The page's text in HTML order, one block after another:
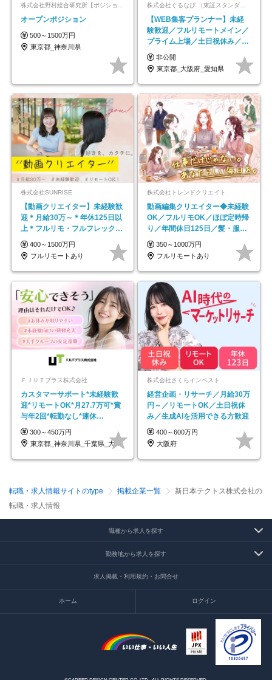
オープンポジション
500～1500万円
東京都_神奈川県
株式会社ぐるなび （東証スタンダード上場）
【WEB集客プランナー】未経
験歓迎／フルリモートメイン／
プライム上場／土日祝休み／東
京・大阪・名古屋
非公開
東京都_大阪府_愛知県
株式会社SUNRISE
【動画クリエイター】未経験歓
迎＊月給30万～＊年休125日以
上＊フルリモ・フルフレックス
◆10名の採用が決定◆
400～1500万円
フルリモートあり
株式会社トレンドクリエイト
動画編集クリエイター◆未経験
OK／フルリモOK／ほぼ定時帰
り／年間休日125日／髪・服・
ネイル自由／副業OK
350～1000万円
フルリモートあり
ＦＪＵＴプラス株式会社
カスタマーサポート*未経験歓
迎*リモートOK*月27.7万可*賞
与年2回*転勤なし*連休
OK/ZE010232
300～450万円
東京都_神奈川県_千葉県_大阪府_愛知県…
株式会社さくらインベスト
経営企画・リサーチ／月給30万
円～／リモートOK／土日祝休
み／生成AIを活用できる方歓迎
400～600万円
大阪府
転職・求人情報サイトのtype 掲載企業一覧
新日本テクトス株式会社の
転職・求人情報
職種から求人を探す
勤務地から求人を探す
求人掲載・利用規約・お問合せ
ホーム ログイン